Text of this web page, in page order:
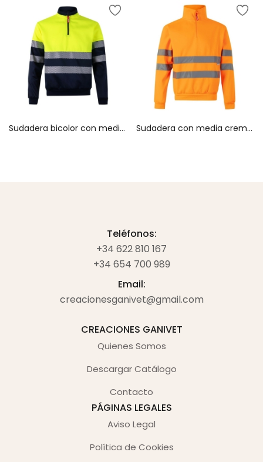
Sudadera bicolor con media cremallera cinta segmentada 305703 Sudadera con media cremallera 305702
Teléfonos:
+34 622 810 167
+34 654 700 989
Email:
creacionesganivet@gmail.com
CREACIONES GANIVET
Quienes Somos
Descargar Catálogo
Contacto
PÁGINAS LEGALES
Aviso Legal
Política de Cookies